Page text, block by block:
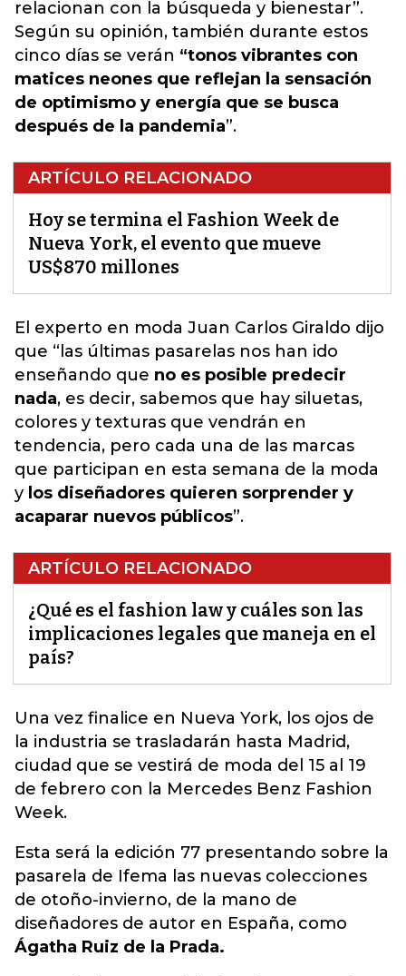
relacionan con la búsqueda y bienestar”.
Según su opinión, también durante estos
cinco días se verán “tonos vibrantes con
matices neones que reflejan la sensación
de optimismo y energía que se busca
después de la pandemia”.
ARTÍCULO RELACIONADO
Hoy se termina el Fashion Week de
Nueva York, el evento que mueve
US$870 millones
El experto en moda Juan Carlos Giraldo dijo
que “las últimas pasarelas nos han ido
enseñando que no es posible predecir
nada, es decir, sabemos que hay siluetas,
colores y texturas que vendrán en
tendencia, pero cada una de las marcas
que participan en esta semana de la moda
y los diseñadores quieren sorprender y
acaparar nuevos públicos”.
ARTÍCULO RELACIONADO
¿Qué es el fashion law y cuáles son las
implicaciones legales que maneja en el
país?
Una vez finalice en Nueva York, los ojos de
la industria se trasladarán hasta Madrid,
ciudad que se vestirá de moda del 15 al 19
de febrero con la Mercedes Benz Fashion
Week.
Esta será la edición 77 presentando sobre la
pasarela de Ifema las nuevas colecciones
de otoño-invierno, de la mano de
diseñadores de autor en España, como
Ágatha Ruiz de la Prada.